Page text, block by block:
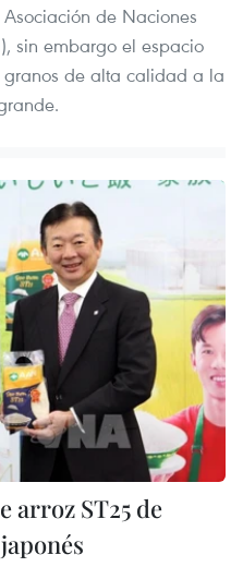
de Naciones
sin embargo el espacio
de alta calidad a la
arroz ST25 de